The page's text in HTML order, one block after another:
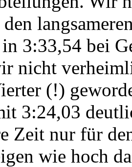
3:33,54 bei
nicht
(!)
3:24,03
Zeit nur für
wie hoch